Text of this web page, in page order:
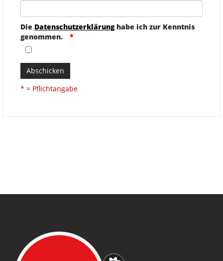
Die Datenschutzerklärunghabe ich zur Kenntnis
genommen.
Abschicken
* = Pflichtangabe